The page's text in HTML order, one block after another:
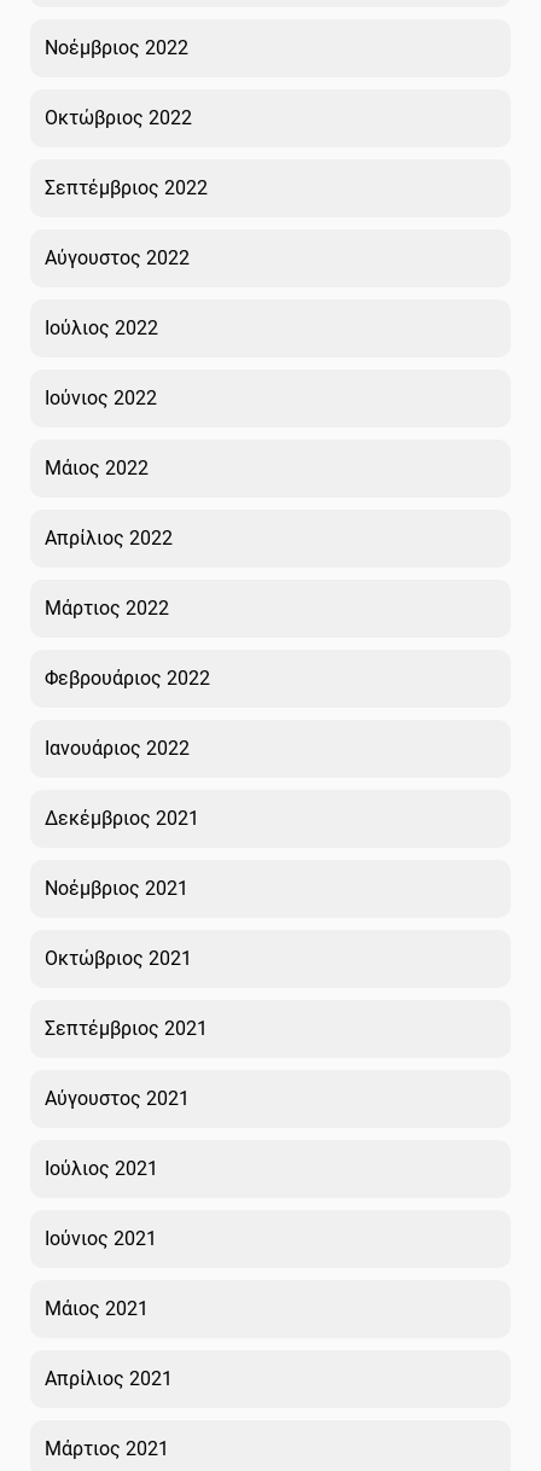
Νοέμβριος 2022
Οκτώβριος 2022
Σεπτέμβριος 2022
Αύγουστος 2022
Ιούλιος 2022
Ιούνιος 2022
Μάιος 2022
Απρίλιος 2022
Μάρτιος 2022
Φεβρουάριος 2022
Ιανουάριος 2022
Δεκέμβριος 2021
Νοέμβριος 2021
Οκτώβριος 2021
Σεπτέμβριος 2021
Αύγουστος 2021
Ιούλιος 2021
Ιούνιος 2021
Μάιος 2021
Απρίλιος 2021
Μάρτιος 2021